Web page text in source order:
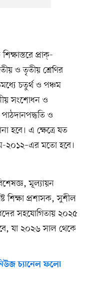
প্রাক্‌-
ও তৃতীয় শ্রেণির
চতুর্থ ও পঞ্চম
সংশোধন ও
পাঠদানপদ্ধতি ও
হবে। এ ক্ষেত্রে যত
২০১২–এর মতো হবে।
মূল্যায়ন
শিক্ষা প্রশাসক, সুশীল
সহযোগিতায় ২০২৫
যা ২০২৬ সাল থেকে
চ্যানেল ফলো